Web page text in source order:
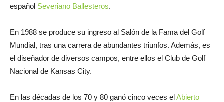
español Severiano Ballesteros.
En 1988 se produce su ingreso al Salón de la Fama del Golf
Mundial, tras una carrera de abundantes triunfos. Además, es
el diseñador de diversos campos, entre ellos el Club de Golf
Nacional de Kansas City.
En las décadas de los 70 y 80 ganó cinco veces elAbierto